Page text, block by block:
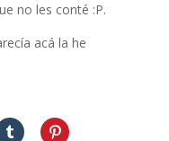
no les conté :P.
acá la he